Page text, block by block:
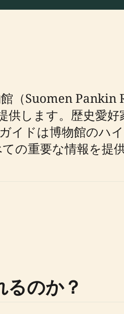
（Suomen Pankin
します。歴史愛
イドは博物館のハ
の重要な情報を提供
のか？